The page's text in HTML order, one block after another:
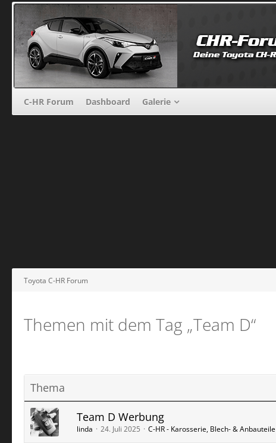
C-HR Forum Dashboard Galerie
Toyota C-HR Forum
Themen mit dem Tag „Team D“
Thema
Team D Werbung
linda 24. Juli 2025 C-HR - Karosserie, Blech- & Anbauteile